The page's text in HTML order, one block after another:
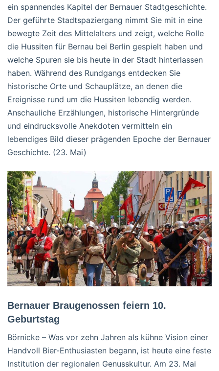
ein spannendes Kapitel der Bernauer Stadtgeschichte.
Der geführte Stadtspaziergang nimmt Sie mit in eine
bewegte Zeit des Mittelalters und zeigt, welche Rolle
die Hussiten für Bernau bei Berlin gespielt haben und
welche Spuren sie bis heute in der Stadt hinterlassen
haben. Während des Rundgangs entdecken Sie
historische Orte und Schauplätze, an denen die
Ereignisse rund um die Hussiten lebendig werden.
Anschauliche Erzählungen, historische Hintergründe
und eindrucksvolle Anekdoten vermitteln ein
lebendiges Bild dieser prägenden Epoche der Bernauer
Geschichte. (23. Mai)
Bernauer Braugenossen feiern 10.
Geburtstag
Börnicke – Was vor zehn Jahren als kühne Vision einer
Handvoll Bier-Enthusiasten begann, ist heute eine feste
Institution der regionalen Genusskultur. Am 23. Mai